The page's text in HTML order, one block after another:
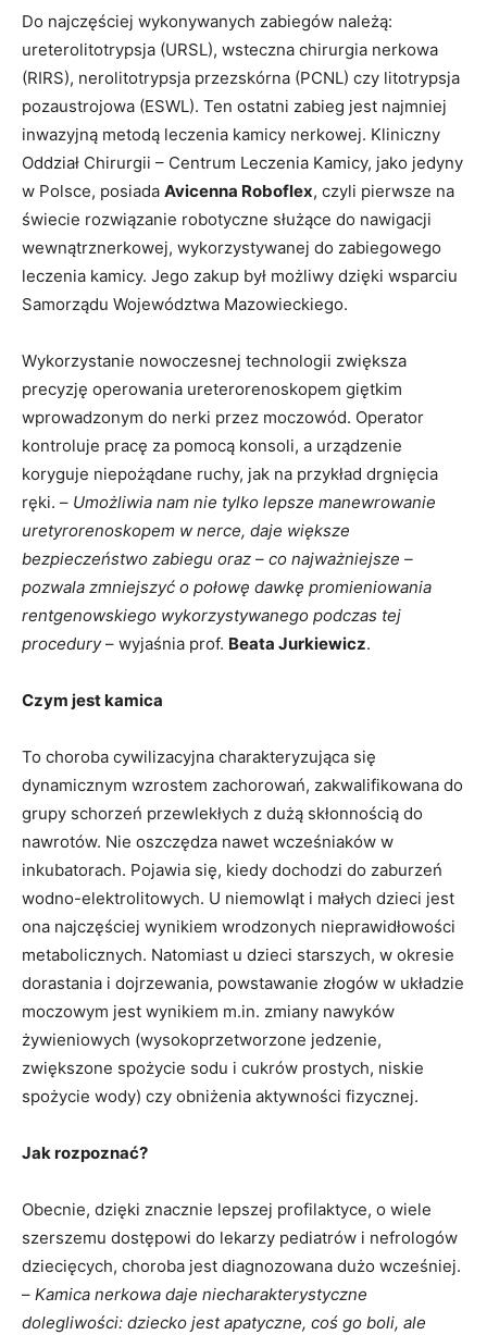
Do najczęściej wykonywanych zabiegów należą:
ureterolitotrypsja (URSL), wsteczna chirurgia nerkowa
(RIRS), nerolitotrypsja przezskórna (PCNL) czy litotrypsja
pozaustrojowa (ESWL). Ten ostatni zabieg jest najmniej
inwazyjną metodą leczenia kamicy nerkowej. Kliniczny
Oddział Chirurgii – Centrum Leczenia Kamicy, jako jedyny
w Polsce, posiada Avicenna Roboflex, czyli pierwsze na
świecie rozwiązanie robotyczne służące do nawigacji
wewnątrznerkowej, wykorzystywanej do zabiegowego
leczenia kamicy. Jego zakup był możliwy dzięki wsparciu
Samorządu Województwa Mazowieckiego.
Wykorzystanie nowoczesnej technologii zwiększa
precyzję operowania ureterorenoskopem giętkim
wprowadzonym do nerki przez moczowód. Operator
kontroluje pracę za pomocą konsoli, a urządzenie
koryguje niepożądane ruchy, jak na przykład drgnięcia
ręki. – Umożliwia nam nie tylko lepsze manewrowanie
uretyrorenoskopem w nerce, daje większe
bezpieczeństwo zabiegu oraz – co najważniejsze –
pozwala zmniejszyć o połowę dawkę promieniowania
rentgenowskiego wykorzystywanego podczas tej
procedury– wyjaśnia prof. Beata Jurkiewicz.
Czym jest kamica
To choroba cywilizacyjna charakteryzująca się
dynamicznym wzrostem zachorowań, zakwalifikowana do
grupy schorzeń przewlekłych z dużą skłonnością do
nawrotów. Nie oszczędza nawet wcześniaków w
inkubatorach. Pojawia się, kiedy dochodzi do zaburzeń
wodno-elektrolitowych. U niemowląt i małych dzieci jest
ona najczęściej wynikiem wrodzonych nieprawidłowości
metabolicznych. Natomiast u dzieci starszych, w okresie
dorastania i dojrzewania, powstawanie złogów w układzie
moczowym jest wynikiem m.in. zmiany nawyków
żywieniowych (wysokoprzetworzone jedzenie,
zwiększone spożycie sodu i cukrów prostych, niskie
spożycie wody) czy obniżenia aktywności fizycznej.
Jak rozpoznać?
Obecnie, dzięki znacznie lepszej profilaktyce, o wiele
szerszemu dostępowi do lekarzy pediatrów i nefrologów
dziecięcych, choroba jest diagnozowana dużo wcześniej.
– Kamica nerkowa daje niecharakterystyczne
dolegliwości: dziecko jest apatyczne, coś go boli, ale